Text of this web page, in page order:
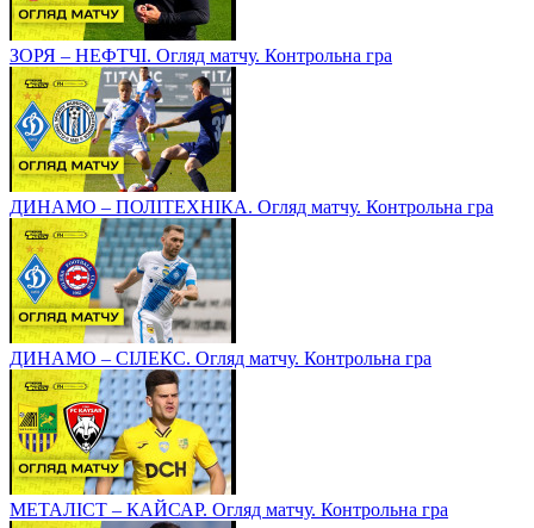
ЗОРЯ – НЕФТЧІ. Огляд матчу. Контрольна гра
ДИНАМО – ПОЛІТЕХНІКА. Огляд матчу. Контрольна гра
ДИНАМО – СІЛЕКС. Огляд матчу. Контрольна гра
МЕТАЛІСТ – КАЙСАР. Огляд матчу. Контрольна гра